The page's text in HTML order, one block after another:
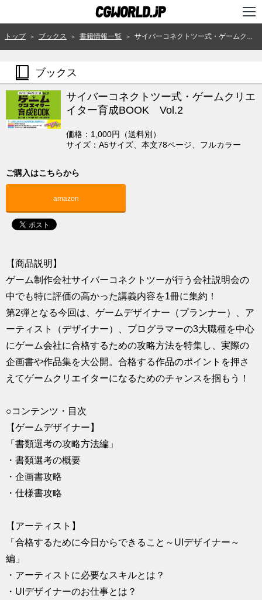
TOP
ニュース
特集
連載
スタジオ
SHOP
求人
トップ ＞ ブックス ＞ 書籍情報一覧 ＞ サイバーコネクトツー式・ゲームクリエイター育成BOOK Vol.2
ブックス
サイバーコネクトツー式・ゲームクリエ
イター育成BOOK Vol.2
価格：1,000円（送料別）
サイズ：A5サイズ、本文78ページ、フルカラー
ご購入はこちらから
amazon
【商品説明】
ゲーム制作会社サイバーコネクトツーが行う会社説明会の
中でも特に評価の高かった講義内容を1冊に集約！
第2弾となる今回は、ゲームデザイナー（プランナー）、ア
ーティスト（デザイナー）、プログラマーの3大職種を中心
にゲーム会社に合格するための攻略方法を特集し、実際の
企画書や作品集を大公開。合格する作品のポイントを押さ
えてゲームクリエイターになるためのチャンスを掴もう！
○コンテンツ・目次
【ゲームデザイナー】
「書類選考の攻略方法編」
・書類選考の概要
・企画書攻略
・仕様書攻略
【アーティスト】
「合格するために今日からできること～UIデザイナー～
編」
・アーティストに必要なスキルとは？
・UIデザイナーのお仕事とは？